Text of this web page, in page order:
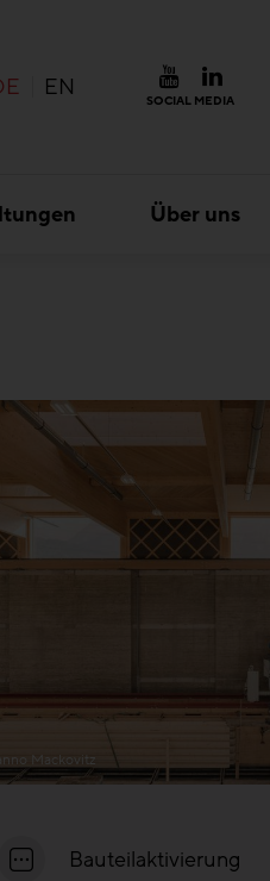
EN SOCIAL MEDIA
Über uns
Mackovitz
Bauteilaktivierung